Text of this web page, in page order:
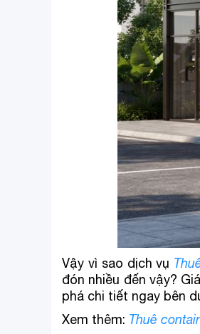
Vậy vì sao dịch vụ
đón nhiều đến vậy?
phá chi tiết ngay bên
Xem thêm: Thuê